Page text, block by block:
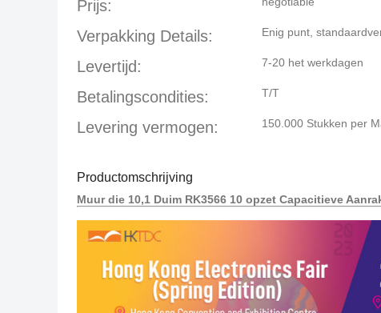
Prijs:
Verpakking Details: Enig punt,
Levertijd: 7-20 het werkdagen
Betalingscondities: T/T
Levering vermogen: 150.000 Stukken per
Productomschrijving
Muur die 10,1 Duim RK3566 10 opzet Capacitieve